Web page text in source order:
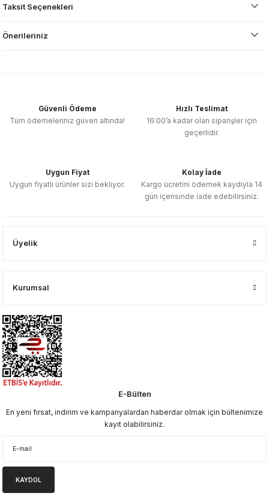
Taksit Seçenekleri
Önerileriniz
Güvenli Ödeme
Tüm ödemeleriniz güven altında!
Hızlı Teslimat
16:00’a kadar olan siparişler için
geçerlidir.
Uygun Fiyat
Uygun fiyatlı ürünler sizi bekliyor.
Kolay İade
Kargo ücretini ödemek kaydıyla 14
gün içerisinde iade edebilirsiniz.
Üyelik
Kurumsal
E-Bülten
En yeni fırsat, indirim ve kampanyalardan haberdar olmak için bültenimize
kayıt olabilirsiniz.
KAYDOL